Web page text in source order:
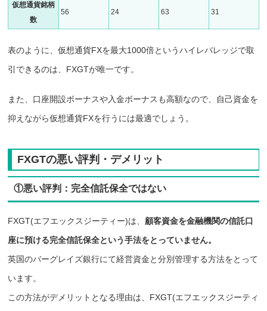
仮想通貨銘柄
数
56 24 63 31
表のように、仮想通貨FXを最大1000倍というハイレバレッジで取
引できるのは、FXGTが唯一です。
また、口座開設ボーナスや入金ボーナスも高額なので、自己資金を
抑えながら仮想通貨FXを行うには最適でしょう。
FXGTの悪い評判・デメリット
①悪い評判：完全信託保全ではない
FXGT(エフエックスジーティー)は、 顧客資金を金融機関の信託口
座に預ける完全信託保全という手法をとっていません。
英国のバーグレイズ銀行にて経営資金と分別管理する方法をとって
います。
この方法がデメリットとなる理由は、FXGT(エフエックスジーティ